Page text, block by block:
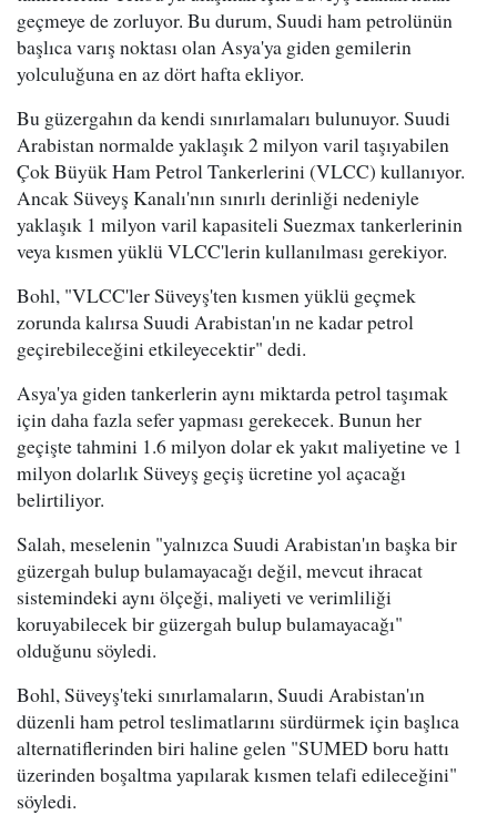
geçmeye de zorluyor. Bu durum, Suudi ham petrolünün
başlıca varış noktası olan Asya'ya giden gemilerin
yolculuğuna en az dört hafta ekliyor.
Bu güzergahın da kendi sınırlamaları bulunuyor. Suudi
Arabistan normalde yaklaşık 2 milyon varil taşıyabilen
Çok Büyük Ham Petrol Tankerlerini (VLCC) kullanıyor.
Ancak Süveyş Kanalı'nın sınırlı derinliği nedeniyle
yaklaşık 1 milyon varil kapasiteli Suezmax tankerlerinin
veya kısmen yüklü VLCC'lerin kullanılması gerekiyor.
Bohl, "VLCC'ler Süveyş'ten kısmen yüklü geçmek
zorunda kalırsa Suudi Arabistan'ın ne kadar petrol
geçirebileceğini etkileyecektir" dedi.
Asya'ya giden tankerlerin aynı miktarda petrol taşımak
için daha fazla sefer yapması gerekecek. Bunun her
geçişte tahmini 1.6 milyon dolar ek yakıt maliyetine ve 1
milyon dolarlık Süveyş geçiş ücretine yol açacağı
belirtiliyor.
Salah, meselenin "yalnızca Suudi Arabistan'ın başka bir
güzergah bulup bulamayacağı değil, mevcut ihracat
sistemindeki aynı ölçeği, maliyeti ve verimliliği
koruyabilecek bir güzergah bulup bulamayacağı"
olduğunu söyledi.
Bohl, Süveyş'teki sınırlamaların, Suudi Arabistan'ın
düzenli ham petrol teslimatlarını sürdürmek için başlıca
alternatiflerinden biri haline gelen "SUMED boru hattı
üzerinden boşaltma yapılarak kısmen telafi edileceğini"
söyledi.